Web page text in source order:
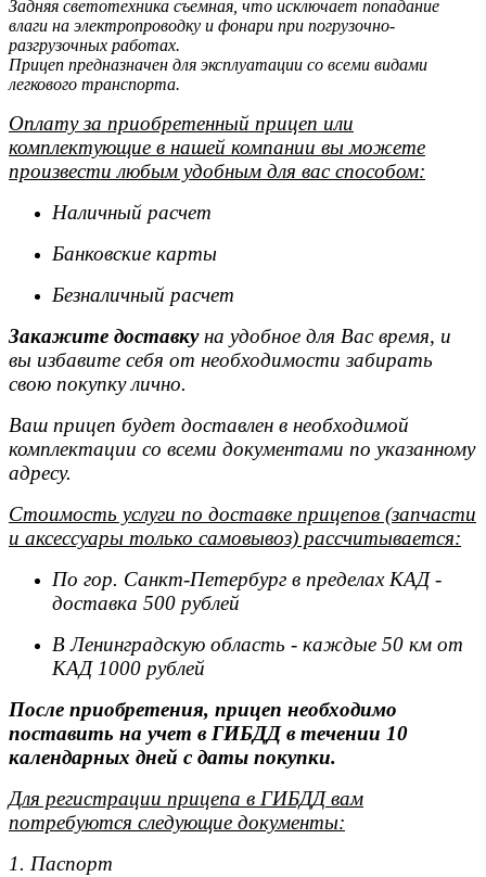
Задняя светотехника съемная, что исключает попадание
влаги на электропроводку и фонари при погрузочно-
разгрузочных работах.
Прицеп предназначен для эксплуатации со всеми видами
легкового транспорта.
Оплату за приобретенный прицеп или
комплектующие в нашей компании вы можете
произвести любым удобным для вас способом:
Наличный расчет
Банковские карты
Безналичный расчет
Закажите доставкуна удобное для Вас время, и
вы избавите себя от необходимости забирать
свою покупку лично.
Ваш прицеп будет доставлен в необходимой
комплектации со всеми документами по указанному
адресу.
Стоимость услуги по доставке прицепов (запчасти
и аксессуары только самовывоз) рассчитывается:
По гор. Санкт-Петербург в пределах КАД -
доставка 500 рублей
В Ленинградскую область - каждые 50 км от
КАД 1000 рублей
После приобретения, прицеп необходимо
поставить на учет в ГИБДД в течении 10
календарных дней с даты покупки.
Для регистрации прицепа в ГИБДД вам
потребуются следующие документы:
1. Паспорт